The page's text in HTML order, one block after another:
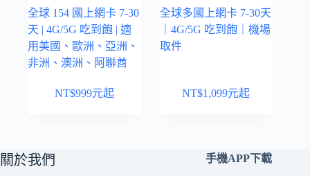
全球 154 國上網卡 7-30
天 | 4G/5G 吃到飽 | 適
用美國、歐洲、亞洲、
非洲、澳洲、阿聯酋
NT$999元起
全球多國上網卡 7-30天
｜4G/5G 吃到飽｜機場
取件
NT$1,099元起
關於我們 手機APP下載